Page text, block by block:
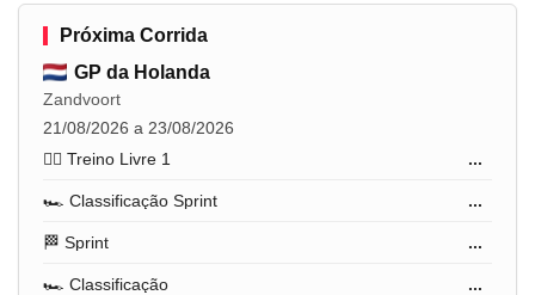
Próxima Corrida
GP da Holanda
Zandvoort
21/08/2026 a 23/08/2026
🏋️‍♂️ Treino Livre 1
...
🏎️ Classificação Sprint ...
🏁 Sprint ...
🏎️ Classificação ...